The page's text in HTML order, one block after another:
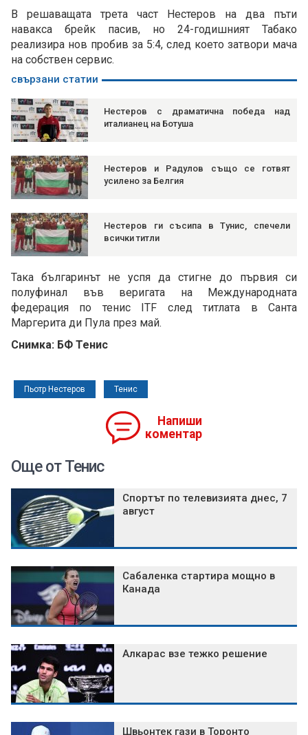
В решаващата трета част Нестеров на два пъти
навакса брейк пасив, но 24-годишният Табако
реализира нов пробив за 5:4, след което затвори мача
на собствен сервис.
свързани статии
Нестеров с драматична победа над
италианец на Ботуша
Нестеров и Радулов също се готвят
усилено за Белгия
Нестеров ги съсипа в Тунис, спечели
всички титли
Така българинът не успя да стигне до първия си
полуфинал във веригата на Международната
федерация по тенис ITF след титлата в Санта
Маргерита ди Пула през май.
Снимка: БФ Тенис
Пьотр Нестеров Тенис
Напиши
коментар
Още от Тенис
Спортът по телевизията днес, 7
август
Сабаленка стартира мощно в
Канада
Алкарас взе тежко решение
Швьонтек гази в Торонто